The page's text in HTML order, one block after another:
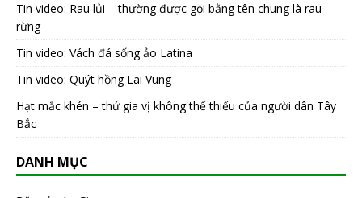
Tin video: Rau lủi – thường được gọi bằng tên chung là rau
rừng
Tin video: Vách đá sống ảo Latina
Tin video: Quýt hồng Lai Vung
Hạt mắc khén – thứ gia vị không thể thiếu của người dân Tây
Bắc
DANH MỤC